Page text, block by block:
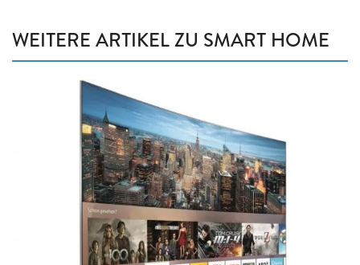
WEITERE ARTIKEL ZU SMART HOME